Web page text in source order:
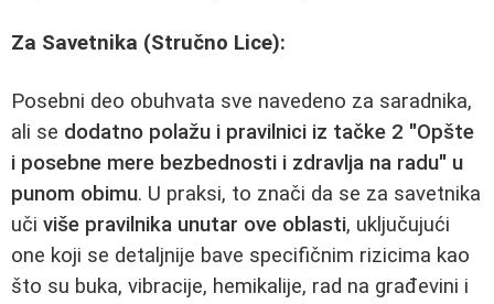
Za Savetnika (Stručno Lice):
Posebni deo obuhvata sve navedeno za saradnika,
ali se dodatno polažu i pravilnici iz tačke 2 "Opšte
i posebne mere bezbednosti i zdravlja na radu" u
punom obimu. U praksi, to znači da se za savetnika
uči više pravilnika unutar ove oblasti, uključujući
one koji se detaljnije bave specifičnim rizicima kao
što su buka, vibracije, hemikalije, rad na građevini i